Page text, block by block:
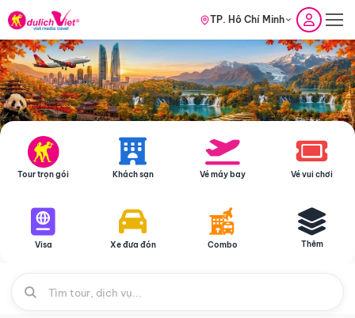
TP. Hồ Chí Minh
Tour trọn gói Khách sạn Vé máy bay Vé vui chơi
Visa Xe đưa đón Combo Thêm